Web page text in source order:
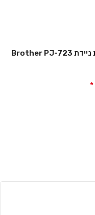
היה הראשון לכתוב סקירה “מדפסת ‏תרמית ניידת Brother PJ-723
*